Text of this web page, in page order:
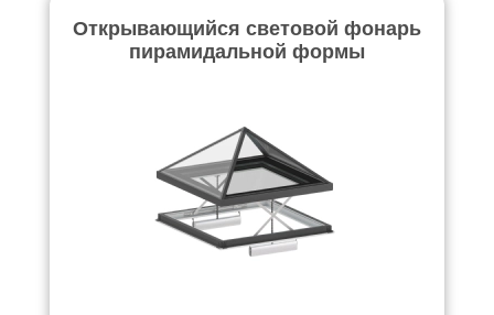
Открывающийся световой фонарь
пирамидальной формы